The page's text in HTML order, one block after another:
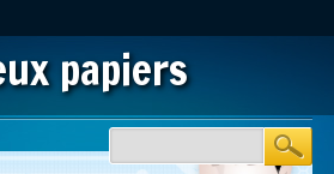
papiers